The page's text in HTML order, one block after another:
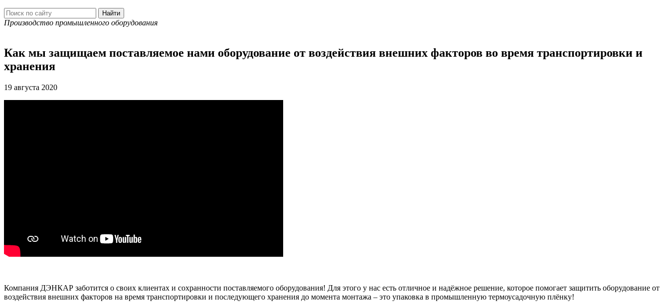
Производство промышленного оборудования
Как мы защищаем поставляемое нами оборудование от воздействия внешних факторов во время транспортировки и
хранения
19 августа 2020
Компания ДЭНКАР заботится о своих клиентах и сохранности поставляемого оборудования! Для этого у нас есть отличное и надёжное решение, которое помогает защитить оборудование от
воздействия внешних факторов на время транспортировки и последующего хранения до момента монтажа – это упаковка в промышленную термоусадочную плёнку!